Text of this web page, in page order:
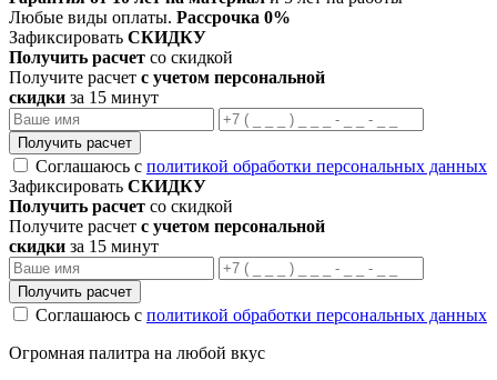
Любые виды оплаты. Рассрочка 0%
Зафиксировать СКИДКУ
Получить расчет со скидкой
Получите расчет с учетом персональной
скидки за 15 минут
Получить расчет
Соглашаюсь с политикой обработки персональных данных
Зафиксировать СКИДКУ
Получить расчет со скидкой
Получите расчет с учетом персональной
скидки за 15 минут
Получить расчет
Соглашаюсь с политикой обработки персональных данных
Огромная палитра на любой вкус